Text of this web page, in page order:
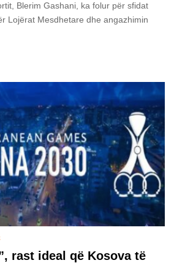
Blerim Gashani, ka folur për sfidat
Lojërat Mesdhetare dhe angazhimin
rast ideal që Kosova të